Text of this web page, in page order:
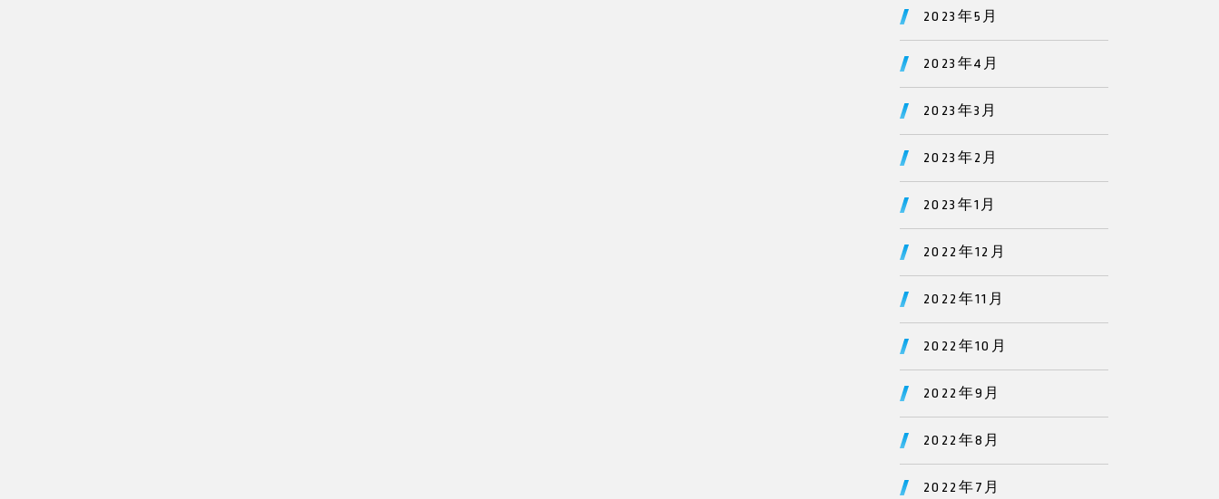
2023年5月
2023年4月
2023年3月
2023年2月
2023年1月
2022年12月
2022年11月
2022年10月
2022年9月
2022年8月
2022年7月